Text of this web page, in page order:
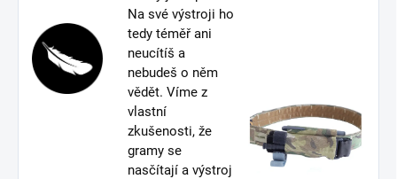
Na své výstroji ho
tedy téměř ani
neucítíš a
nebudeš o něm
vědět. Víme z
vlastní
zkušenosti, že
gramy se
nasčítají a výstroj